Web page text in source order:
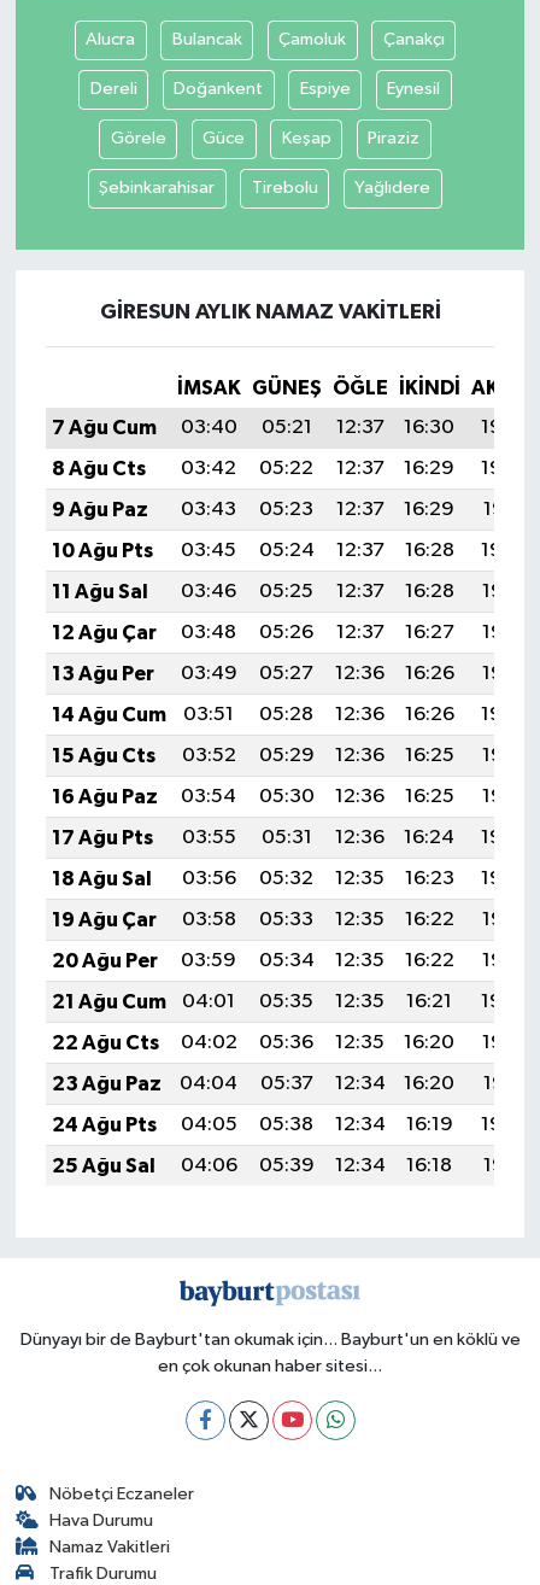
Alucra Bulancak Çamoluk Çanakçı
Dereli Doğankent Espiye Eynesil
Görele Güce Keşap Piraziz
Şebinkarahisar Tirebolu Yağlıdere
GIRESUN AYLIK NAMAZ VAKITLERI
İMSAK GÜNEŞ ÖĞLE İKINDI
7 Ağu Cum
03:40 05:21 12:37 16:30
19:44
8 Ağu Cts
03:42 05:22 12:37 16:29
19:42
9 Ağu Paz
03:43 05:23 12:37 16:29
19:41
10 Ağu Pts
03:45 05:24 12:37 16:28
19:40
11 Ağu Sal
03:46 05:25 12:37 16:28
19:38
12 Ağu Çar
03:48 05:26 12:37 16:27
19:37
13 Ağu Per
03:49 05:27 12:36 16:26
19:36
14 Ağu Cum
03:51 05:28 12:36 16:26
19:34
15 Ağu Cts
03:52 05:29 12:36 16:25
19:33
16 Ağu Paz
03:54 05:30 12:36 16:25
19:32
17 Ağu Pts
03:55 05:31 12:36 16:24
19:30
18 Ağu Sal
03:56 05:32 12:35 16:23
19:29
19 Ağu Çar
03:58 05:33 12:35 16:22
19:27
20 Ağu Per
03:59 05:34 12:35 16:22
19:26
21 Ağu Cum
04:01 05:35 12:35 16:21
19:24
22 Ağu Cts
04:02 05:36 12:35 16:20
19:23
23 Ağu Paz
04:04 05:37 12:34 16:20
19:21
24 Ağu Pts
04:05 05:38 12:34 16:19
19:20
25 Ağu Sal
04:06 05:39 12:34 16:18 19:18
Dünyayı bir de Bayburt'tan okumak için... Bayburt'un en köklü ve
en çok okunan haber sitesi...
Nöbetçi Eczaneler
Hava Durumu
Namaz Vakitleri
Trafik Durumu